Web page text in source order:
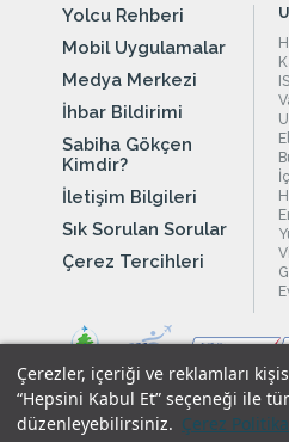
Çerezler, içeriği ve reklamları
“Hepsini Kabul Et” seçeneği ile
düzenleyebilirsiniz. Çerez
Yolcu Rehberi
Mobil Uygulamalar
Medya Merkezi
İhbar Bildirimi
Sabiha Gökçen
Kimdir?
İletişim Bilgileri
Sık Sorulan Sorular
Çerez Tercihleri
Yasal Uyarılar Çerez